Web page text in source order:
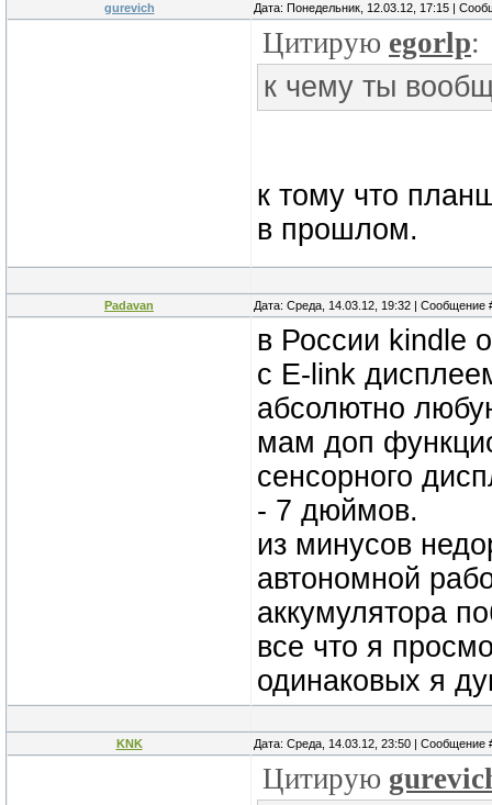
gurevich Дата: Понедельник, 12.03.12, 17:15 |
Цитирую egorlp:
к чему ты
к тому что
в прошлом.
Padavan Дата: Среда, 14.03.12, 19:32 | Сообщение
в России kindle
c E-link
абсолютно
мам доп
сенсорного
- 7 дюймов.
из минусов
автономной
аккумулятора
все что я
одинаковых я
KNK Дата: Среда, 14.03.12, 23:50 | Сообщение
Цитирую